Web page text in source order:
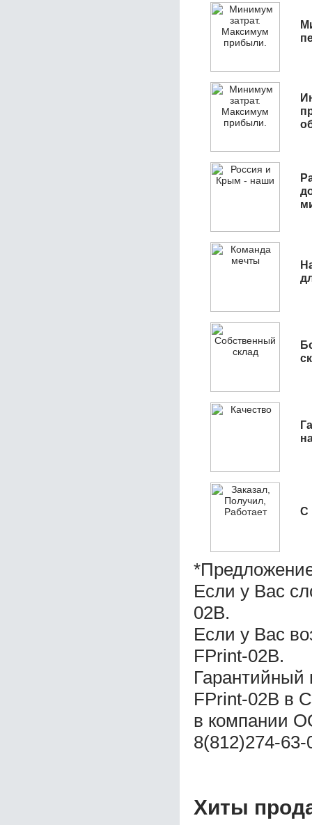
С
Если у Вас
02B.
Если у Вас
FPrint-02B.
Гарантийный
FPrint-02B в
в компании
8(812)274-63-
Хиты